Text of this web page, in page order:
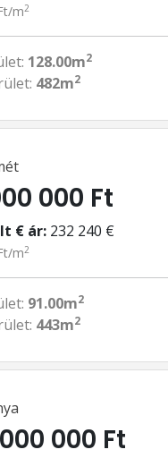
m2
128.00m2
482m2
000 Ft
€ ár: 232 240 €
m2
91.00m2
443m2
000 Ft